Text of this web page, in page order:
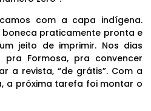
com a capa indígena.
praticamente pronta e
jeito de imprimir. Nos dias
pra Formosa, pra convencer
a revista, “de grátis”. Com a
a próxima tarefa foi montar o